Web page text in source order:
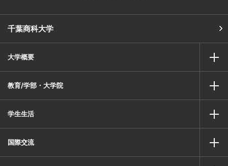
千葉商科大学
大学概要
教育/学部・大学院
学生生活
国際交流